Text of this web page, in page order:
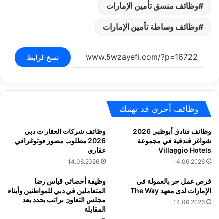
وظائف منسق تأمين الإمارات
وظائف وساطة تأمين الإمارات
نسخ الرابط
وظائف أخرى قد تهمك
وظائف فنادق أبوظبي 2026
شواغر فندقية في مجموعة
Villaggio Hotels
14.06.2026
وظائف شركات العقارات دبي
2026 مطلوب مصور فوتوغرافي
عقاري
14.06.2026
فرص عمل حر بالعمولة في
الإمارات لدى معهد The Way
14.06.2026
وظيفة أخصائي قياس رضا
المتعاملين في دبي للمواطنين وأبناء
مجلس التعاون براتب يحدد بعد
المقابلة